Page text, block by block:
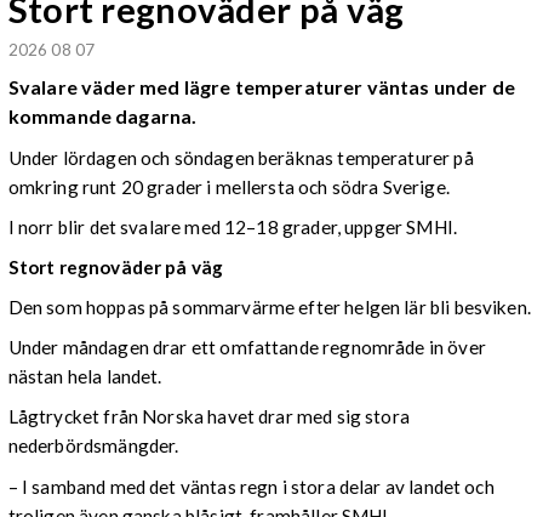
Stort regnoväder på väg
2026 08 07
Svalare väder med lägre temperaturer väntas under de
kommande dagarna.
Under lördagen och söndagen beräknas temperaturer på
omkring runt 20 grader i mellersta och södra Sverige.
I norr blir det svalare med 12–18 grader, uppger SMHI.
Stort regnoväder på väg
Den som hoppas på sommarvärme efter helgen lär bli besviken.
Under måndagen drar ett omfattande regnområde in över
nästan hela landet.
Lågtrycket från Norska havet drar med sig stora
nederbördsmängder.
– I samband med det väntas regn i stora delar av landet och